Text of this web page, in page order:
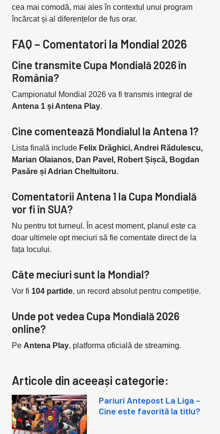
cea mai comodă, mai ales în contextul unui program
încărcat și al diferențelor de fus orar.
FAQ – Comentatori la Mondial 2026
Cine transmite Cupa Mondială 2026 în
România?
Campionatul Mondial 2026 va fi transmis integral de
Antena 1 și Antena Play.
Cine comentează Mondialul la Antena 1?
Lista finală include Felix Drăghici, Andrei Rădulescu,
Marian Olaianos, Dan Pavel, Robert Șișcă, Bogdan
Pasăre și Adrian Cheltuitoru.
Comentatorii Antena 1 la Cupa Mondială
vor fi în SUA?
Nu pentru tot turneul. În acest moment, planul este ca
doar ultimele opt meciuri să fie comentate direct de la
fața locului.
Câte meciuri sunt la Mondial?
Vor fi 104 partide, un record absolut pentru competiție.
Unde pot vedea Cupa Mondială 2026
online?
Pe Antena Play, platforma oficială de streaming.
Articole din aceeași categorie:
Pariuri Antepost La Liga –
Cine este favorită la titlu?